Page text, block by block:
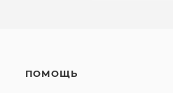
ПОМОЩЬ